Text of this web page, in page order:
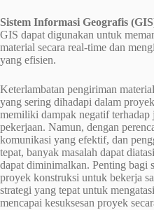
Sistem Informasi Geografis
GIS dapat digunakan untuk
material secara real-time dan
yang efisien.
Keterlambatan pengiriman
yang sering dihadapi dalam
memiliki dampak negatif
pekerjaan. Namun, dengan
komunikasi yang efektif, dan
tepat, banyak masalah dapat
dapat diminimalkan. Penting bagi
proyek konstruksi untuk bekerja
strategi yang tepat untuk
mencapai kesuksesan proyek